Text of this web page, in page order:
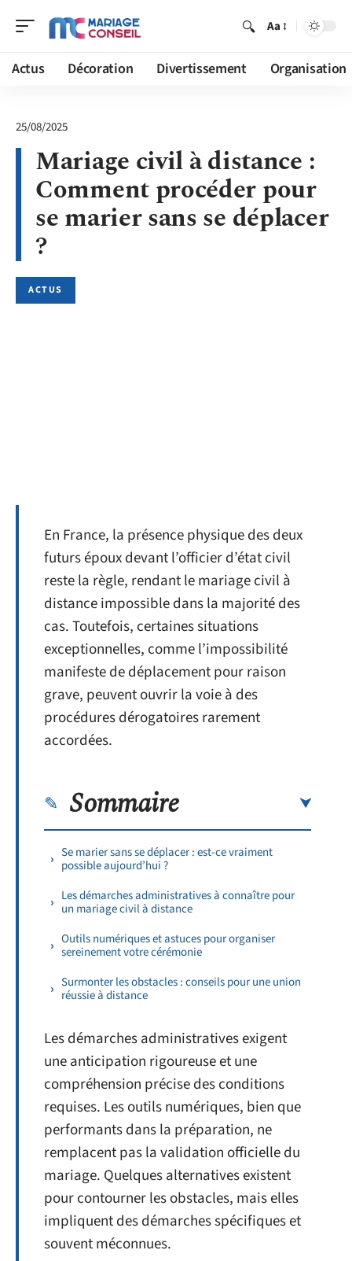
Aa
Actus Décoration Divertissement Organisation
25/08/2025
Mariage civil à distance :
Comment procéder pour
se marier sans se déplacer
?
ACTUS
En France, la présence physique des deux
futurs époux devant l’officier d’état civil
reste la règle, rendant le mariage civil à
distance impossible dans la majorité des
cas. Toutefois, certaines situations
exceptionnelles, comme l’impossibilité
manifeste de déplacement pour raison
grave, peuvent ouvrir la voie à des
procédures dérogatoires rarement
accordées.
Sommaire
Se marier sans se déplacer : est-ce vraiment
possible aujourd’hui ?
Les démarches administratives à connaître pour
un mariage civil à distance
Outils numériques et astuces pour organiser
sereinement votre cérémonie
Surmonter les obstacles : conseils pour une union
réussie à distance
Les démarches administratives exigent
une anticipation rigoureuse et une
compréhension précise des conditions
requises. Les outils numériques, bien que
performants dans la préparation, ne
remplacent pas la validation officielle du
mariage. Quelques alternatives existent
pour contourner les obstacles, mais elles
impliquent des démarches spécifiques et
souvent méconnues.